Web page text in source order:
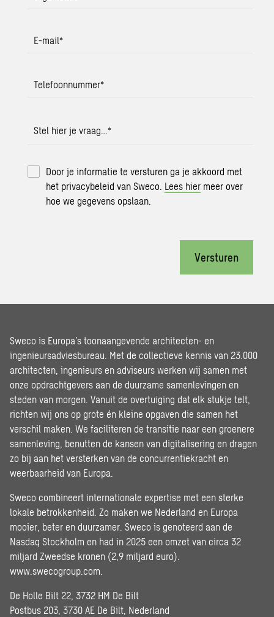
E-mail*
Telefoonnummer*
Stel hier je vraag…*
Door je informatie te versturen ga je akkoord met
het privacybeleid van Sweco. Lees hier meer over
hoe we gegevens opslaan.
Versturen
Sweco is Europa’s toonaangevende architecten- en
ingenieursadviesbureau. Met de collectieve kennis van 23.000
architecten, ingenieurs en adviseurs werken wij samen met
onze opdrachtgevers aan de duurzame samenlevingen en
steden van morgen. Vanuit de overtuiging dat elk stukje telt,
richten wij ons op grote én kleine opgaven die samen het
verschil maken. We faciliteren de transitie naar een groenere
samenleving, benutten de kansen van digitalisering en dragen
zo bij aan het versterken van de concurrentiekracht en
weerbaarheid van Europa.
Sweco combineert internationale expertise met een sterke
lokale betrokkenheid. Zo maken we Nederland en Europa
mooier, beter en duurzamer. Sweco is genoteerd aan de
Nasdaq Stockholm en had in 2025 een omzet van circa 32
miljard Zweedse kronen (2,9 miljard euro).
www.swecogroup.com
De Holle Bilt 22, 3732 HM De Bilt
Postbus 203, 3730 AE De Bilt, Nederland